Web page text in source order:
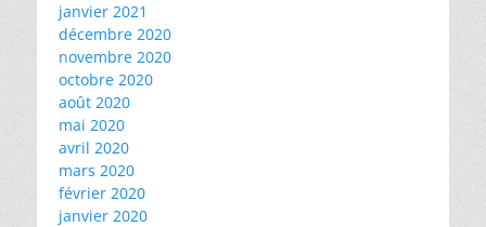
janvier 2021
décembre 2020
novembre 2020
octobre 2020
août 2020
mai 2020
avril 2020
mars 2020
février 2020
janvier 2020